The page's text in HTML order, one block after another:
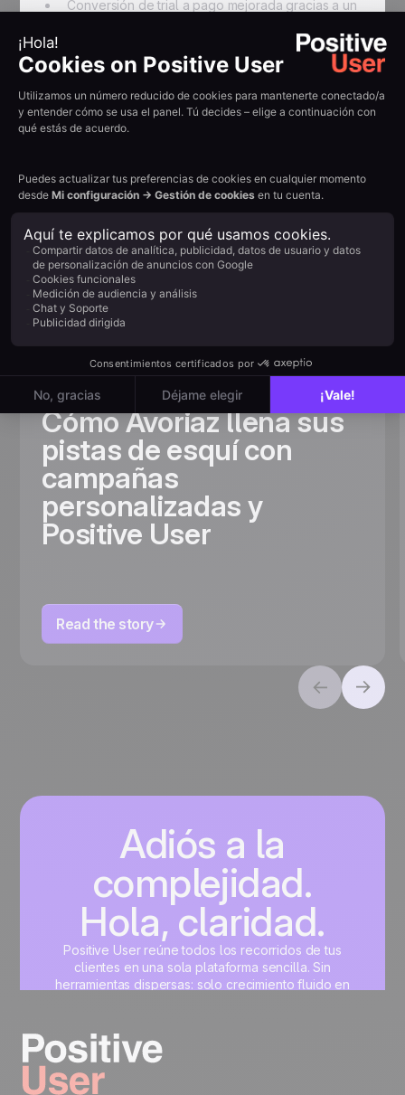
Resumir con IA:
Example H2
Conversión de trial a pago mejorada gracias a un
{{QUOTE-TESTI-2}}
Read othercustomer
stories
View all
Cómo Avoriaz llena sus
pistas de esquí con
campañas
personalizadas y
Positive User
Read the story
Adiós a la
complejidad.
Hola, claridad.
Positive User reúne todos los recorridos de tus
clientes en una sola plataforma sencilla. Sin
herramientas dispersas: solo crecimiento fluido en